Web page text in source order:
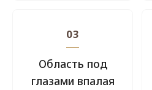
03
Область под
глазами впалая